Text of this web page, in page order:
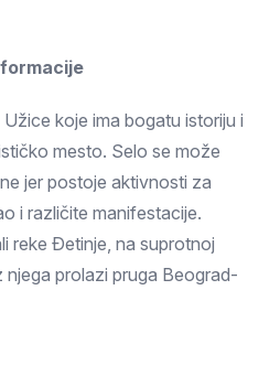
koje ima bogatu istoriju i
mesto. Selo se može
jer postoje aktivnosti za
i različite manifestacije.
reke Đetinje, na suprotnoj
prolazi pruga Beograd-